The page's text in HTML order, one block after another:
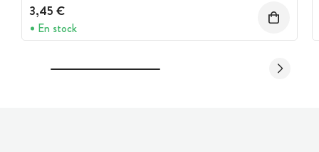
3,45 €
En stock